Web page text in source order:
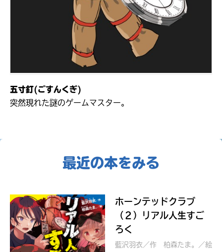
五寸釘(ごすんくぎ)
突然現れた謎のゲームマスター。
最近の本をみる
ホーンテッドクラブ
（２）リアル人生すご
ろく
藍沢羽衣／作
柏森たま。／絵